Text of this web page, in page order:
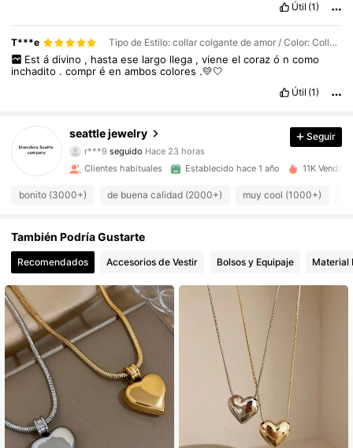
Útil (1)
T***e Tipo de Estilo: collar colgante de amor / Color: Collar colgante grande de oro / Talla: Unitalla
Est á divino , hasta ese largo llega , viene el coraz ó n como
inchadito .compréenamboscolores .💛🤍
Útil (1)
seattle jewelry
10K Seguidores
r***9 seguido Hace 23 horas
4,94
10K Seguidores
4,94 10K Seguidores
4,94 10K Seguidores
4,94
4,94 10K Seguidores
10K Seguidores
4,94 10K Seguidores
10K Seguidores
Seguir
Clientes habituales Establecido hace 1 año 11K
bonito (3000+) de buena calidad (2000+) muy cool (1000+)
También Podría Gustarte
Recomendados Accesorios de Vestir Bolsos y Equipaje Material